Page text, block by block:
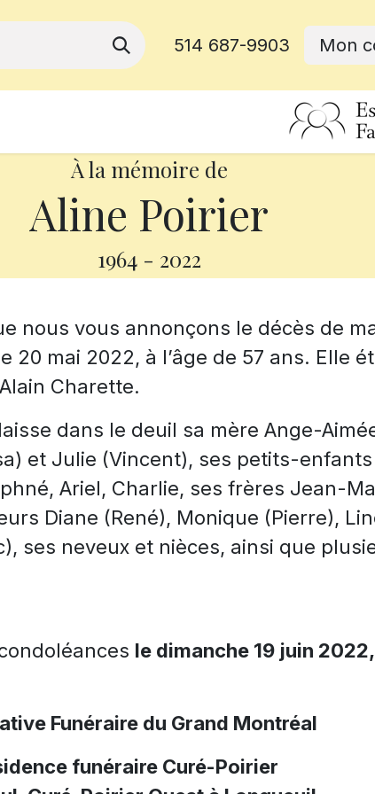
514 687-9903 Mon
À la mémoire de
Aline Poirier
1964 - 2022
nous vous annonçons le décès de
20 mai 2022, à l’âge de 57 ans. Elle
Charette.
dans le deuil sa mère Ange-
et Julie (Vincent), ses petits-enfants
Ariel, Charlie, ses frères Jean-
Diane (René), Monique (Pierre),
ses neveux et nièces, ainsi que
le dimanche 19 juin
Funéraire du Grand Montréal
funéraire Curé-Poirier